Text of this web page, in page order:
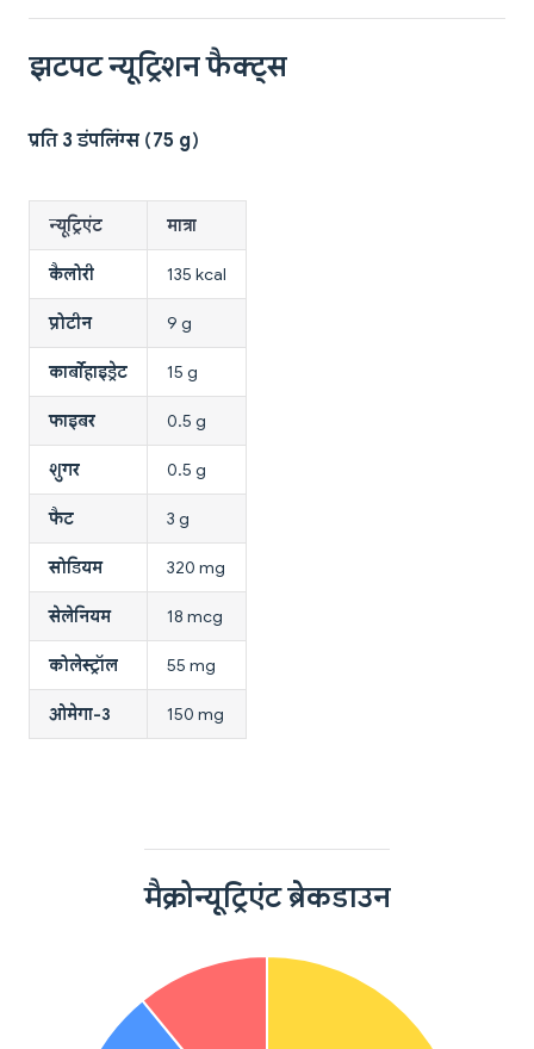
झटपट न्यूट्रिशन फैक्ट्स
प्रति 3 डंपलिंग्स (75 g)
न्यूट्रिएंट मात्रा
कैलोरी 135 kcal
प्रोटीन 9 g
कार्बोहाइड्रेट 15 g
फाइबर 0.5 g
शुगर 0.5 g
फैट 3 g
सोडियम 320 mg
सेलेनियम 18 mcg
कोलेस्ट्रॉल 55 mg
ओमेगा-3 150 mg
मैक्रोन्यूट्रिएंट ब्रेकडाउन